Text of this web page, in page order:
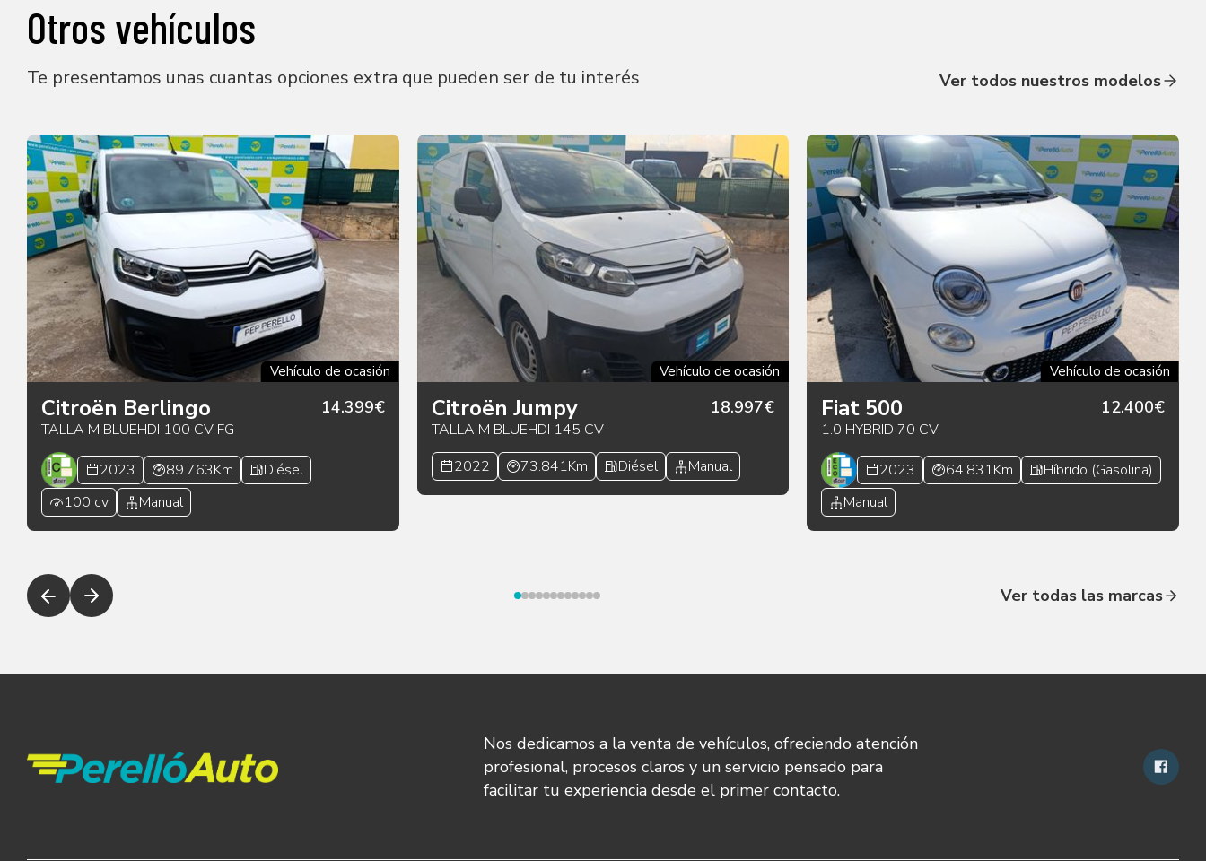
Otros vehículos
Te presentamos unas cuantas opciones extra que pueden ser de tu interés Ver todos nuestros modelos
Vehículo de ocasión
Citroën Berlingo
TALLA M BLUEHDI 100 CV FG
14.399€
2023 89.763Km
Diésel
100 cv
Manual
Vehículo de ocasión
Citroën Jumpy
TALLA M BLUEHDI 145 CV
18.997€
2022 73.841Km Diésel Manual
Vehículo de ocasión
Fiat 500
1.0 HYBRID 70 CV
12.400€
2023 64.831Km
Híbrido (Gasolina)
Manual
Ver todas las marcas
Nos dedicamos a la venta de vehículos, ofreciendo atención
profesional, procesos claros y un servicio pensado para
facilitar tu experiencia desde el primer contacto.